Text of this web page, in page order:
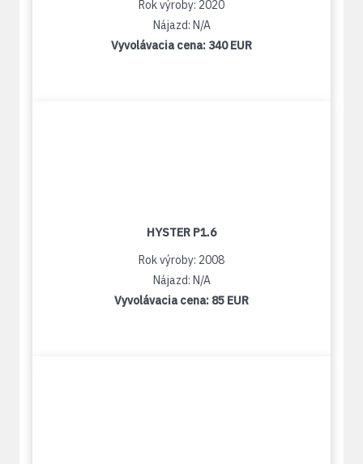
Rok výroby: 2020
Nájazd: N/A
Vyvolávacia cena: 340 EUR
HYSTER P1.6
Rok výroby: 2008
Nájazd: N/A
Vyvolávacia cena: 85 EUR